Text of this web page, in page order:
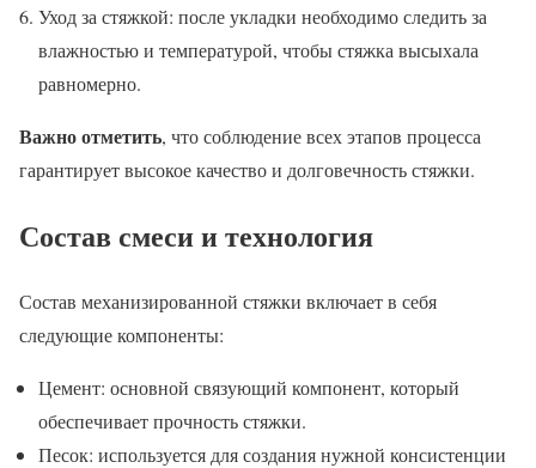
Уход за стяжкой: после укладки необходимо следить за
влажностью и температурой, чтобы стяжка высыхала
равномерно.
Важно отметить, что соблюдение всех этапов процесса
гарантирует высокое качество и долговечность стяжки.
Состав смеси и технология
Состав механизированной стяжки включает в себя
следующие компоненты:
Цемент: основной связующий компонент, который
обеспечивает прочность стяжки.
Песок: используется для создания нужной консистенции